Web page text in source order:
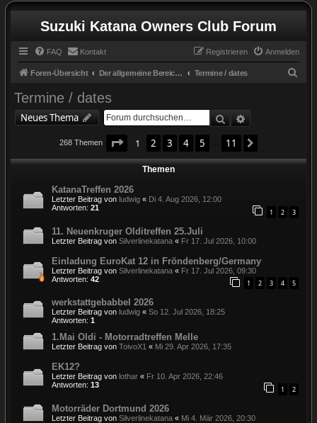
Suzuki Katana Owners Club Forum
FAQ Kontakt Anmelden
Registrieren
Foren-Übersicht Der allgemeine Bereich / the general zone Termine / dates
Termine / dates
Neues Thema Suche
268 Themen Seite 1von 11
1 2 3 4 5 11
Themen
KatanaTreffen 2026
Letzter Beitrag von ludwig « Di 4. Aug 2026, 12:00
Antworten: 21 1 2 3
11. Neuenkruger Olditreffen 25.Juli
Letzter Beitrag von Silverlinekatana « Fr 17. Jul 2026, 10:00
Einladung EuroKat 12 in Fröndenberg/Germany
Letzter Beitrag von Silverlinekatana « Fr 17. Jul 2026, 09:30
Antworten: 42 1 2 3 4 5
werkstattgebabbel 2026
Letzter Beitrag von ludwig « So 12. Jul 2026, 18:25
Antworten: 1
1.Mai Oldi - Motorradtreffen Melle
Letzter Beitrag von ToivoX1 « Mi 29. Apr 2026, 17:35
EK12?
Letzter Beitrag von lothar « Fr 10. Apr 2026, 22:46
Antworten: 13 1 2
Motorräder Dortmund 2026
Letzter Beitrag von Silverlinekatana « Mi 4. Mär 2026, 20:30